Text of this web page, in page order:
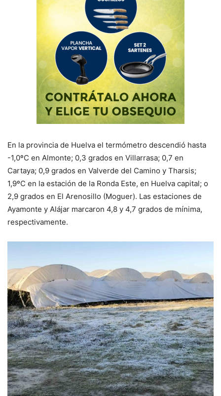
En la provincia de Huelva el termómetro descendió hasta
-1,0ºC en Almonte; 0,3 grados en Villarrasa; 0,7 en
Cartaya; 0,9 grados en Valverde del Camino y Tharsis;
1,9ºC en la estación de la Ronda Este, en Huelva capital; o
2,9 grados en El Arenosillo (Moguer). Las estaciones de
Ayamonte y Alájar marcaron 4,8 y 4,7 grados de mínima,
respectivamente.